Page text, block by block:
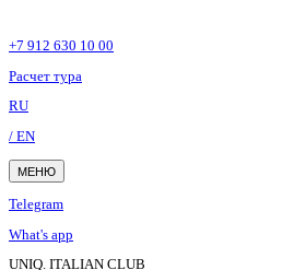
+7 912 630 10 00
Расчет тура
RU
/ EN
МЕНЮ
Telegram
What's app
UNIQ. ITALIAN CLUB